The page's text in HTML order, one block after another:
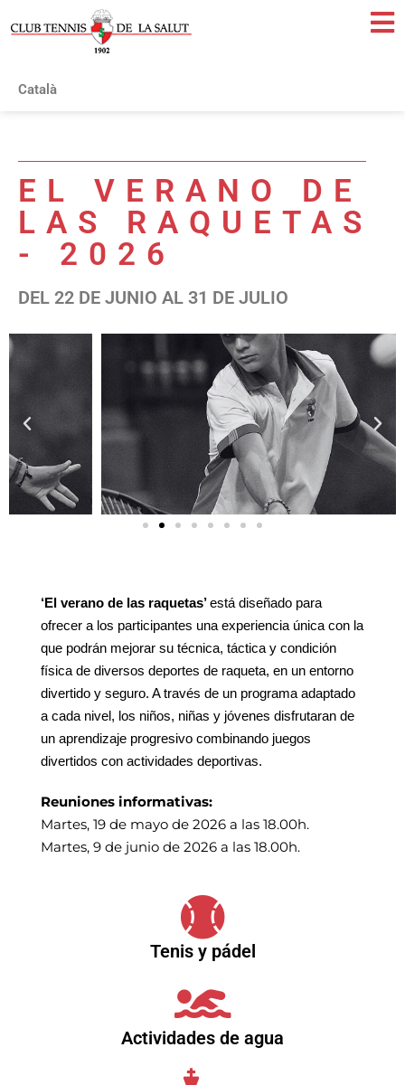
Català
EL VERANO DE
LAS RAQUETAS
- 2026
DEL 22 DE JUNIO AL 31 DE JULIO
‘El verano de las raquetas’está diseñado para
ofrecer a los participantes una experiencia única con la
que podrán mejorar su técnica, táctica y condición
física de diversos deportes de raqueta, en un entorno
divertido y seguro. A través de un programa adaptado
a cada nivel, los niños, niñas y jóvenes disfrutaran de
un aprendizaje progresivo combinando juegos
divertidos con actividades deportivas.
Reuniones informativas:
Martes, 19 de mayo de 2026 a las 18.00h.
Martes, 9 de junio de 2026 a las 18.00h.
Tenis y pádel
Actividades de agua